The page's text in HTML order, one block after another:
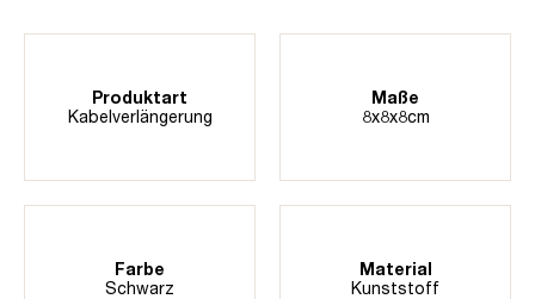
Produktart
Kabelverlängerung
Maße
8x8x8cm
Farbe
Schwarz
Material
Kunststoff